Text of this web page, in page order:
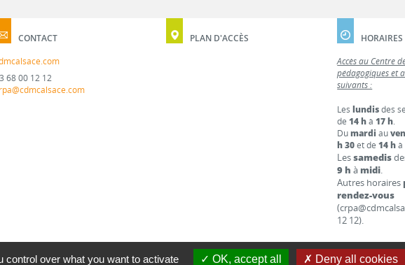
CONTACT
68 00 12 12
PLAN D'ACCÈS
HORAIRES
Accès au Centre
pédagogiques et
suivants :
Leslundisdes
de14 hà17 h.
Dumardi au
h 30et de14 hà
Lessamedis
9 h à midi.
Autres horaires
rendez-vous
12 12).
MENTIONS LÉGALES LIENS
over what you want to activate OK, accept all Deny all cookies